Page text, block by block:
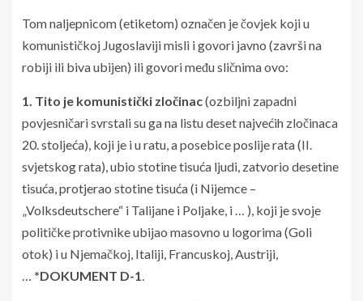
Tom naljepnicom (etiketom) označen je čovjek koji u
komunističkoj Jugoslaviji misli i govori javno (završi na
robiji ili biva ubijen) ili govori među sličnima ovo:
1. Tito je komunistički zločinac(ozbiljni zapadni
povjesničari svrstali su ga na listu deset najvećih zločinaca
20. stoljeća), koji je i u ratu, a posebice poslije rata (II.
svjetskog rata), ubio stotine tisuća ljudi, zatvorio desetine
tisuća, protjerao stotine tisuća (i Nijemce –
„Volksdeutschere“ i Talijane i Poljake, i … ), koji je svoje
političke protivnike ubijao masovno u logorima (Goli
otok) i u Njemačkoj, Italiji, Francuskoj, Austriji,
… *DOKUMENT D-1.